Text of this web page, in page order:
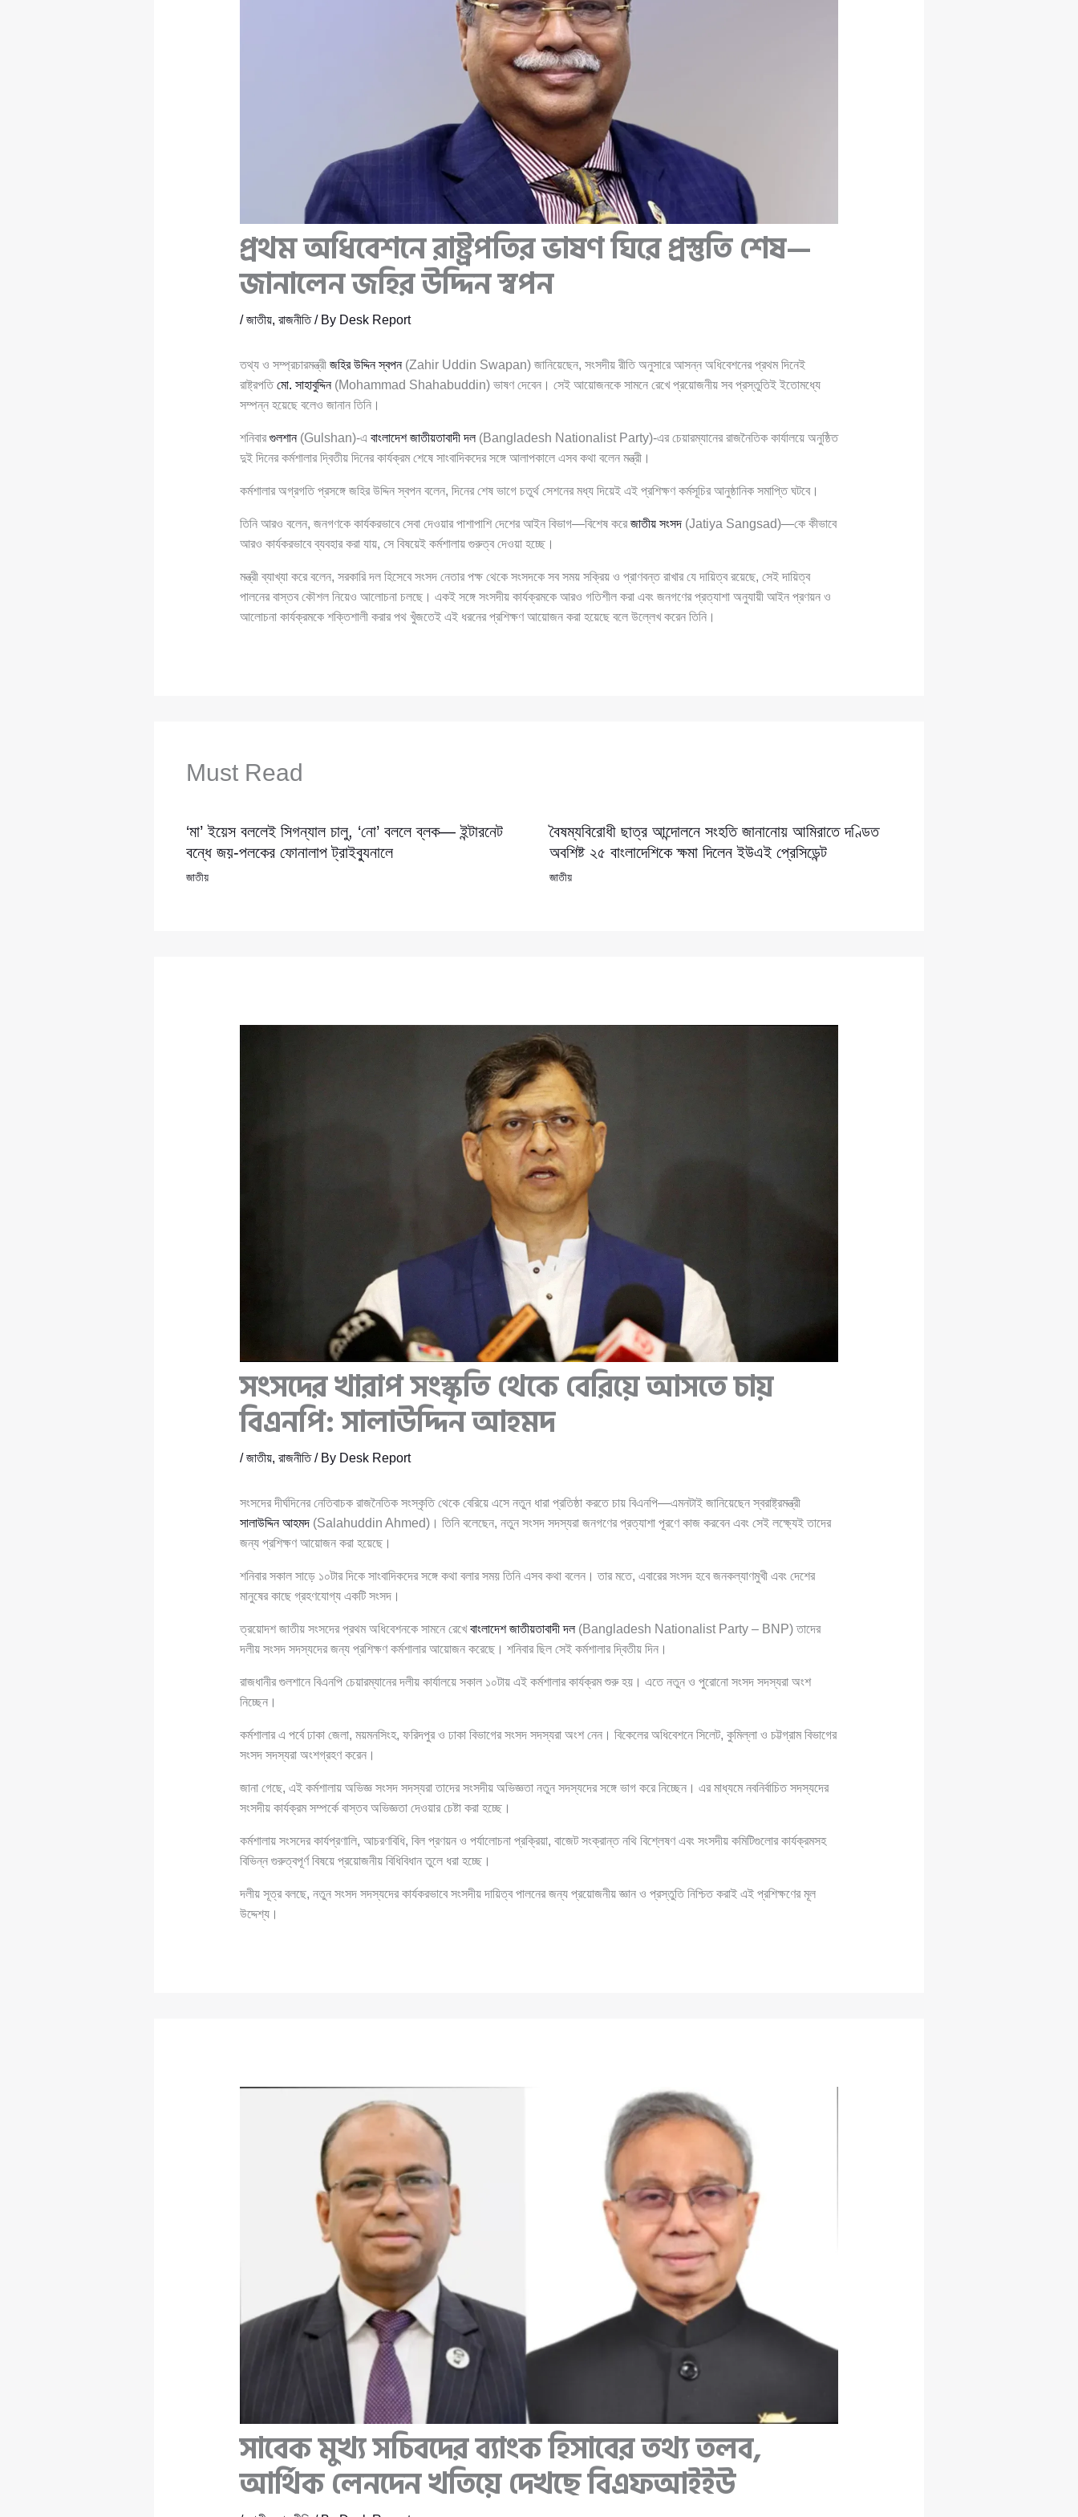
প্রথম অধিবেশনে রাষ্ট্রপতির ভাষণ ঘিরে প্রস্তুতি শেষ—
জানালেন জহির উদ্দিন স্বপন
/জাতীয়, রাজনীতি/ By Desk Report
তথ্য ও সম্প্রচারমন্ত্রী জহির উদ্দিন স্বপন(Zahir Uddin Swapan) জানিয়েছেন, সংসদীয় রীতি অনুসারে আসন্ন অধিবেশনের প্রথম দিনেই
রাষ্ট্রপতিমো. সাহাবুদ্দিন(Mohammad Shahabuddin) ভাষণ দেবেন। সেই আয়োজনকে সামনে রেখে প্রয়োজনীয় সব প্রস্তুতিই ইতোমধ্যে
সম্পন্ন হয়েছে বলেও জানান তিনি।
শনিবারগুলশান(Gulshan)-এ বাংলাদেশ জাতীয়তাবাদী দল(Bangladesh Nationalist Party)-এর চেয়ারম্যানের রাজনৈতিক কার্যালয়ে অনুষ্ঠিত
দুই দিনের কর্মশালার দ্বিতীয় দিনের কার্যক্রম শেষে সাংবাদিকদের সঙ্গে আলাপকালে এসব কথা বলেন মন্ত্রী।
কর্মশালার অগ্রগতি প্রসঙ্গে জহির উদ্দিন স্বপন বলেন, দিনের শেষ ভাগে চতুর্থ সেশনের মধ্য দিয়েই এই প্রশিক্ষণ কর্মসূচির আনুষ্ঠানিক সমাপ্তি ঘটবে।
তিনি আরও বলেন, জনগণকে কার্যকরভাবে সেবা দেওয়ার পাশাপাশি দেশের আইন বিভাগ—বিশেষ করেজাতীয় সংসদ(Jatiya Sangsad)—কে কীভাবে
আরও কার্যকরভাবে ব্যবহার করা যায়, সে বিষয়েই কর্মশালায় গুরুত্ব দেওয়া হচ্ছে।
মন্ত্রী ব্যাখ্যা করে বলেন, সরকারি দল হিসেবে সংসদ নেতার পক্ষ থেকে সংসদকে সব সময় সক্রিয় ও প্রাণবন্ত রাখার যে দায়িত্ব রয়েছে, সেই দায়িত্ব
পালনের বাস্তব কৌশল নিয়েও আলোচনা চলছে। একই সঙ্গে সংসদীয় কার্যক্রমকে আরও গতিশীল করা এবং জনগণের প্রত্যাশা অনুযায়ী আইন প্রণয়ন ও
আলোচনা কার্যক্রমকে শক্তিশালী করার পথ খুঁজতেই এই ধরনের প্রশিক্ষণ আয়োজন করা হয়েছে বলে উল্লেখ করেন তিনি।
Must Read
‘মা’ ইয়েস বললেই সিগন্যাল চালু, ‘নো’ বললে ব্লক— ইন্টারনেট
বন্ধে জয়-পলকের ফোনালাপ ট্রাইব্যুনালে
জাতীয়
বৈষম্যবিরোধী ছাত্র আন্দোলনে সংহতি জানানোয় আমিরাতে দণ্ডিত
অবশিষ্ট ২৫ বাংলাদেশিকে ক্ষমা দিলেন ইউএই প্রেসিডেন্ট
জাতীয়
সংসদের খারাপ সংস্কৃতি থেকে বেরিয়ে আসতে চায়
বিএনপি: সালাউদ্দিন আহমদ
/জাতীয়, রাজনীতি/ By Desk Report
সংসদের দীর্ঘদিনের নেতিবাচক রাজনৈতিক সংস্কৃতি থেকে বেরিয়ে এসে নতুন ধারা প্রতিষ্ঠা করতে চায় বিএনপি—এমনটাই জানিয়েছেন স্বরাষ্ট্রমন্ত্রী
সালাউদ্দিন আহমদ(Salahuddin Ahmed)। তিনি বলেছেন, নতুন সংসদ সদস্যরা জনগণের প্রত্যাশা পূরণে কাজ করবেন এবং সেই লক্ষ্যেই তাদের
জন্য প্রশিক্ষণ আয়োজন করা হয়েছে।
শনিবার সকাল সাড়ে ১০টার দিকে সাংবাদিকদের সঙ্গে কথা বলার সময় তিনি এসব কথা বলেন। তার মতে, এবারের সংসদ হবে জনকল্যাণমুখী এবং দেশের
মানুষের কাছে গ্রহণযোগ্য একটি সংসদ।
ত্রয়োদশ জাতীয় সংসদের প্রথম অধিবেশনকে সামনে রেখেবাংলাদেশ জাতীয়তাবাদী দল(Bangladesh Nationalist Party – BNP) তাদের
দলীয় সংসদ সদস্যদের জন্য প্রশিক্ষণ কর্মশালার আয়োজন করেছে। শনিবার ছিল সেই কর্মশালার দ্বিতীয় দিন।
রাজধানীর গুলশানে বিএনপি চেয়ারম্যানের দলীয় কার্যালয়ে সকাল ১০টায় এই কর্মশালার কার্যক্রম শুরু হয়। এতে নতুন ও পুরোনো সংসদ সদস্যরা অংশ
নিচ্ছেন।
কর্মশালার এ পর্বে ঢাকা জেলা, ময়মনসিংহ, ফরিদপুর ও ঢাকা বিভাগের সংসদ সদস্যরা অংশ নেন। বিকেলের অধিবেশনে সিলেট, কুমিল্লা ও চট্টগ্রাম বিভাগের
সংসদ সদস্যরা অংশগ্রহণ করেন।
জানা গেছে, এই কর্মশালায় অভিজ্ঞ সংসদ সদস্যরা তাদের সংসদীয় অভিজ্ঞতা নতুন সদস্যদের সঙ্গে ভাগ করে নিচ্ছেন। এর মাধ্যমে নবনির্বাচিত সদস্যদের
সংসদীয় কার্যক্রম সম্পর্কে বাস্তব অভিজ্ঞতা দেওয়ার চেষ্টা করা হচ্ছে।
কর্মশালায় সংসদের কার্যপ্রণালি, আচরণবিধি, বিল প্রণয়ন ও পর্যালোচনা প্রক্রিয়া, বাজেট সংক্রান্ত নথি বিশ্লেষণ এবং সংসদীয় কমিটিগুলোর কার্যক্রমসহ
বিভিন্ন গুরুত্বপূর্ণ বিষয়ে প্রয়োজনীয় বিধিবিধান তুলে ধরা হচ্ছে।
দলীয় সূত্র বলছে, নতুন সংসদ সদস্যদের কার্যকরভাবে সংসদীয় দায়িত্ব পালনের জন্য প্রয়োজনীয় জ্ঞান ও প্রস্তুতি নিশ্চিত করাই এই প্রশিক্ষণের মূল
উদ্দেশ্য।
সাবেক মুখ্য সচিবদের ব্যাংক হিসাবের তথ্য তলব,
আর্থিক লেনদেন খতিয়ে দেখছে বিএফআইইউ